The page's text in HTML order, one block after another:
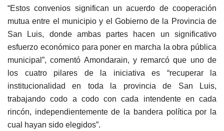
“Estos convenios significan un acuerdo de cooperación
mutua entre el municipio y el Gobierno de la Provincia de
San Luis, donde ambas partes hacen un significativo
esfuerzo económico para poner en marcha la obra pública
municipal”, comentó Amondarain, y remarcó que uno de
los cuatro pilares de la iniciativa es “recuperar la
institucionalidad en toda la provincia de San Luis,
trabajando codo a codo con cada intendente en cada
rincón, independientemente de la bandera política por la
cual hayan sido elegidos”.